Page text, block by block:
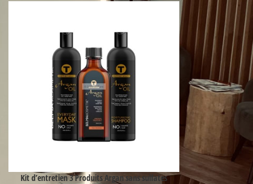
Kit d’entretien 3 Produits Argan sans sulfates